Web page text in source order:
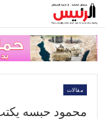
مقالات
محمود حبسه